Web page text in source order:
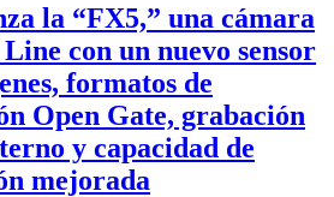
la “FX5,” una cámara
con un nuevo sensor
formatos de
Open Gate, grabación
y capacidad de
mejorada